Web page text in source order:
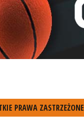
PRAWA ZASTRZEŻONE